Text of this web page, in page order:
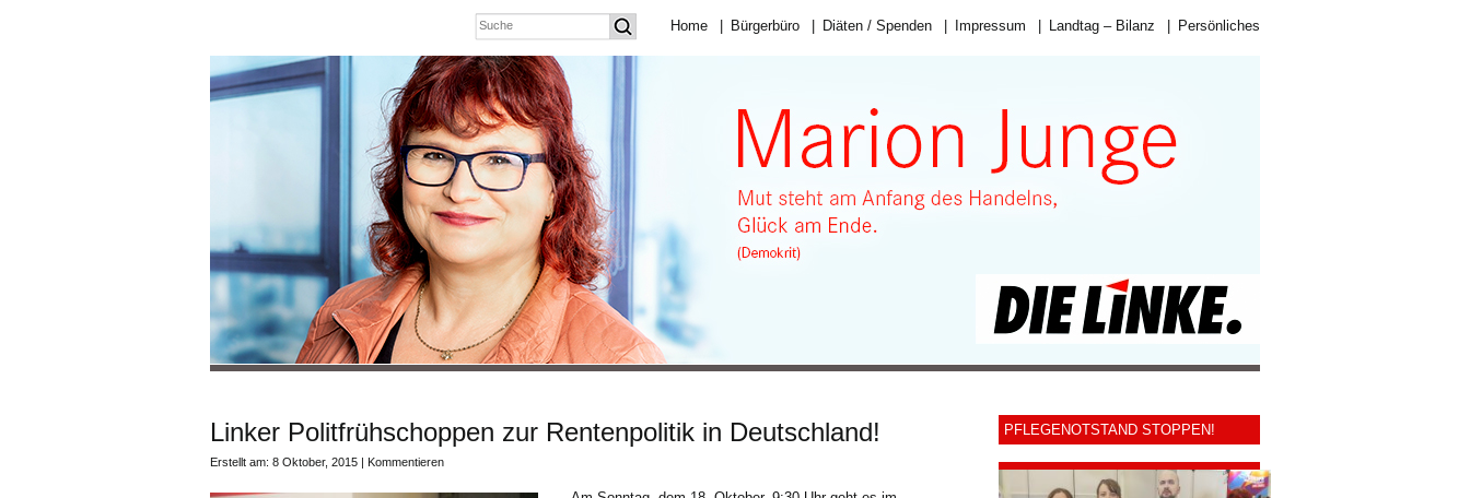
Home Bürgerbüro Diäten / Spenden Impressum Landtag – Bilanz Persönliches
Linker Politfrühschoppen zur Rentenpolitik in Deutschland!
Erstellt am: 8 Oktober, 2015 | Kommentieren
PFLEGENOTSTAND STOPPEN!